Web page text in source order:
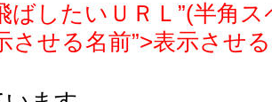
ばしたいＵＲＬ”(半角ス
させる名前”>表示させ